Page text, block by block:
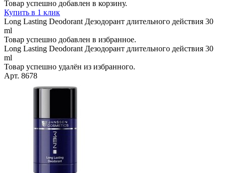
Товар успешно добавлен в корзину.
Купить в 1 клик
Long Lasting Deodorant Дезодорант длительного действия 30
ml
Товар успешно добавлен в избранное.
Long Lasting Deodorant Дезодорант длительного действия 30
ml
Товар успешно удалён из избранного.
Арт. 8678